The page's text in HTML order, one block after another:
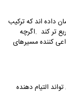
داده اند که ترکیب
تر کند .اگرچه
کننده مسیرهای
التیام دهنده